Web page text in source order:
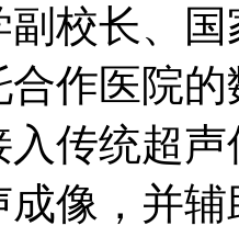
长、国
作医院
传统超
成像，并